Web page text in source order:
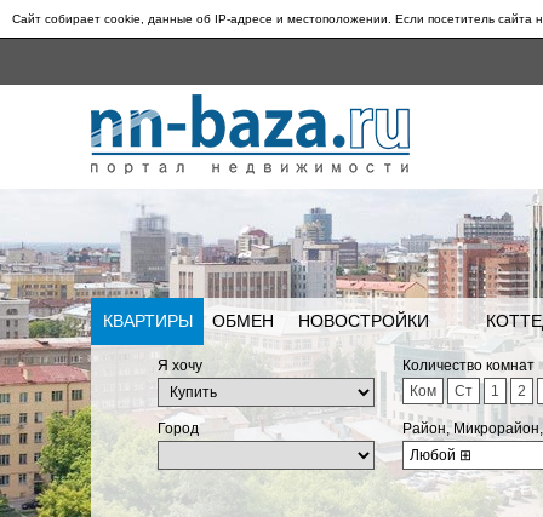
Сайт собирает cookie, данные об IP-адресе и местоположении. Если посетитель сайта
КВАРТИРЫ ОБМЕН НОВОСТРОЙКИ
Я хочу
Количество комнат
Ком
Ст 1 2
Город
Район,
Любой ⊞